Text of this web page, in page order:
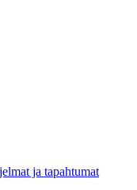
ja tapahtumat